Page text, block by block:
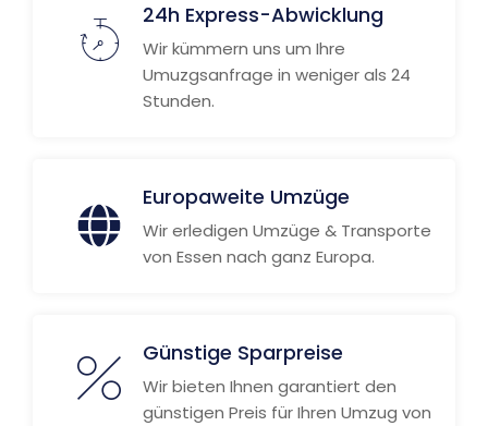
24h Express-Abwicklung
Wir kümmern uns um Ihre
Umuzgsanfrage in weniger als 24
Stunden.
Europaweite Umzüge
Wir erledigen Umzüge & Transporte
von Essen nach ganz Europa.
Günstige Sparpreise
Wir bieten Ihnen garantiert den
günstigen Preis für Ihren Umzug von